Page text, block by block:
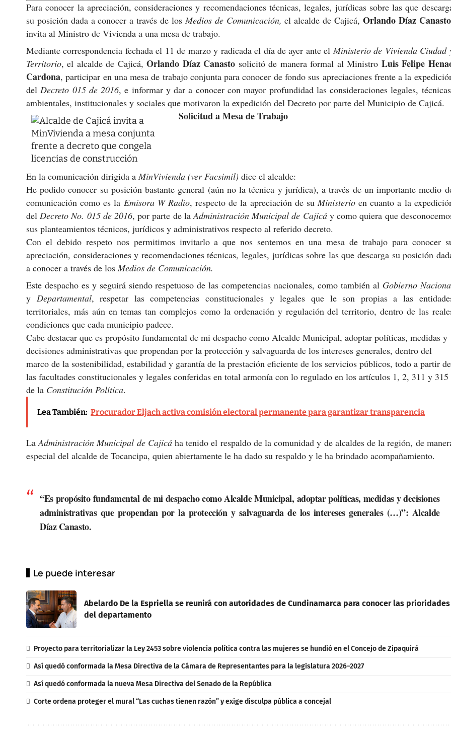
Para conocer la apreciación, consideraciones y recomendaciones técnicas, legales, jurídicas sobre las que
su posición dada a conocer a través de los Medios de Comunicación,el alcalde de Cajicá, Orlando Díaz Canasto
invita al Ministro de Vivienda a una mesa de trabajo.
Mediante correspondencia fechada el 11 de marzo y radicada el día de ayer ante el Ministerio de Vivienda Ciudad
Territorio, el alcalde de Cajicá,Orlando Díaz Canasto solicitó de manera formal al Ministro Luis Felipe
Cardona, participar en una mesa de trabajo conjunta para conocer de fondo sus apreciaciones frente a la
del Decreto 015 de 2016, e informar y dar a conocer con mayor profundidad las consideraciones legales,
ambientales, institucionales y sociales que motivaron la expedición del Decreto por parte del Municipio de Cajicá.
Solicitud a Mesa de Trabajo
En la comunicación dirigida a MinVivienda (ver Facsimil) dice el alcalde:
He podido conocer su posición bastante general (aún no la técnica y jurídica), a través de un importante medio
comunicación como es la Emisora W Radio, respecto de la apreciación de su Ministerioen cuanto a la
del Decreto No. 015 de 2016, por parte de laAdministración Municipal de Cajicáy como quiera que
sus planteamientos técnicos, jurídicos y administrativos respecto al referido decreto.
Con el debido respeto nos permitimos invitarlo a que nos sentemos en una mesa de trabajo para conocer
apreciación, consideraciones y recomendaciones técnicas, legales, jurídicas sobre las que descarga su posición
a conocer a través de los Medios de Comunicación.
Este despacho es y seguirá siendo respetuoso de las competencias nacionales, como también al Gobierno
y Departamental, respetar las competencias constitucionales y legales que le son propias a las
territoriales, más aún en temas tan complejos como la ordenación y regulación del territorio, dentro de las
condiciones que cada municipio padece.
Cabe destacar que es propósito fundamental de mi despacho como Alcalde Municipal, adoptar políticas, medidas y
decisiones administrativas que propendan por la protección y salvaguarda de los intereses generales, dentro del
marco de la sostenibilidad, estabilidad y garantía de la prestación eficiente de los servicios públicos, todo a partir de
las facultades constitucionales y legales conferidas en total armonía con lo regulado en los artículos 1, 2, 311 y 315
de la Constitución Política.
Lea También: Procurador Eljach activa comisión electoral permanente para garantizar transparencia
LaAdministración Municipal de Cajicáha tenido el respaldo de la comunidad y de alcaldes de la región, de
especial del alcalde de Tocancipa, quien abiertamente le ha dado su respaldo y le ha brindado acompañamiento.
“Es propósito fundamental de mi despacho como Alcalde Municipal, adoptar políticas, medidas y decisiones
administrativas que propendan por la protección y salvaguarda de los intereses generales (…)”: Alcalde
Díaz Canasto.
Le puede interesar
Abelardo De la Espriella se reunirá con autoridades de Cundinamarca para conocer las prioridades
del departamento
Proyecto para territorializar la Ley 2453 sobre violencia política contra las mujeres se hundió en el Concejo de Zipaquirá
Así quedó conformada la Mesa Directiva de la Cámara de Representantes para la legislatura 2026–2027
Así quedó conformada la nueva Mesa Directiva del Senado de la República
Corte ordena proteger el mural “Las cuchas tienen razón” y exige disculpa pública a concejal